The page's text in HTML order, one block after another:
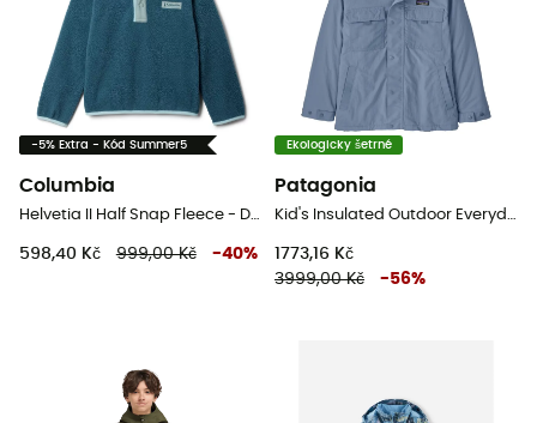
-5% Extra - Kód Summer5
Columbia
Helvetia II Half Snap Fleece - Dětská fleesová mikina
598,40 Kč 999,00 Kč -40%
Ekologicky šetrné
Patagonia
Kid's Insulated Outdoor Everyday Jacket - Dětsky kabát
1773,16 Kč
3999,00 Kč
-56%